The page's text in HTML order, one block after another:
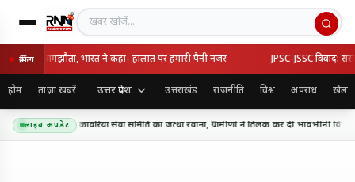
खबर खोजें
ब्रेकिंग
का रक्षा समझौता, भारत ने कहा- हालात पर हमारी पैनी नजर JPSC-JSSC विवाद:
होम ताज़ा खबरें उत्तर प्रदेश उत्तराखंड राजनीति विश्व अपराध खेल
लाइव अपडेट
के लिए शिव शक्ति कांवरिया सेवा समिति का जत्था रवाना, ग्रामीणों ने तिलक कर दी भावभीनी विदाई